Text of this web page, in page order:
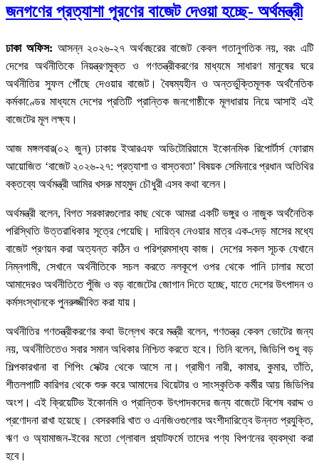
জনগণের প্রত্যাশা পূরণের বাজেট দেওয়া হচ্ছে- অর্থমন্ত্রী
ঢাকা অফিস: আসন্ন ২০২৬-২৭ অর্থবছরের বাজেট কেবল গতানুগতিক নয়, বরং এটি
দেশের অর্থনীতিকে নিয়ন্ত্রণমুক্ত ও গণতন্ত্রীকরণের মাধ্যমে সাধারণ মানুষের ঘরে
অর্থনীতির সুফল পৌঁছে দেওয়ার বাজেট। বৈষম্যহীন ও অন্তর্ভুক্তিমূলক অর্থনৈতিক
কর্মকাণ্ডের মাধ্যমে দেশের প্রতিটি প্রান্তিক জনগোষ্ঠীকে মূলধারায় নিয়ে আসাই এই
বাজেটের মূল লক্ষ্য।
আজ মঙ্গলবার(০২ জুন) ঢাকায় ইআরএফ অডিটোরিয়ামে ইকোনমিক রিপোর্টার্স ফোরাম
আয়োজিত ‘বাজেট ২০২৬-২৭: প্রত্যাশা ও বাস্তবতা’ বিষয়ক সেমিনারে প্রধান অতিথির
বক্তব্যে অর্থমন্ত্রী আমির খসরু মাহমুদ চৌধুরী এসব কথা বলেন।
অর্থমন্ত্রী বলেন, বিগত সরকারগুলোর কাছ থেকে আমরা একটি ভঙ্গুর ও নাজুক অর্থনৈতিক
পরিস্থিতি উত্তরাধিকার সূত্রে পেয়েছি। দায়িত্ব নেওয়ার মাত্র এক-দেড় মাসের মধ্যে
বাজেট প্রণয়ন করা অত্যন্ত কঠিন ও পরিশ্রমসাধ্য কাজ। দেশের সকল সূচক যেখানে
নিম্নগামী, সেখানে অর্থনীতিকে সচল করতে নলকূপে ওপর থেকে পানি ঢালার মতো
আমাদেরও অর্থনীতিতে পুঁজি ও বড় বাজেটের জোগান দিতে হচ্ছে, যাতে দেশের উৎপাদন ও
কর্মসংস্থানকে পুনরুজ্জীবিত করা যায়।
অর্থনীতির গণতন্ত্রীকরণের কথা উল্লেখ করে মন্ত্রী বলেন, গণতন্ত্র কেবল ভোটের জন্য
নয়, অর্থনীতিতেও সবার সমান অধিকার নিশ্চিত করতে হবে। তিনি বলেন, জিডিপি শুধু বড়
শিল্পকারখানা বা শিপিং সেক্টর থেকে আসে না। গ্রামীণ নারী, কামার, কুমার, তাঁতি,
শীতলপাটি কারিগর থেকে শুরু করে আমাদের থিয়েটার ও সাংস্কৃতিক কর্মীর আয় জিডিপির
অংশ। এই ক্রিয়েটিভ ইকোনমি ও প্রান্তিক উৎপাদকদের জন্য বাজেটে বিশেষ বরাদ্দ ও
প্রণোদনা রাখা হয়েছে। বেসরকারি খাত ও এনজিওগুলোর অংশীদারিত্বে উন্নত প্রযুক্তি,
ঋণ ও অ্যামাজন-ইবের মতো গ্লোবাল প্ল্যাটফর্মে তাদের পণ্য বিপণনের ব্যবস্থা করা
হবে।